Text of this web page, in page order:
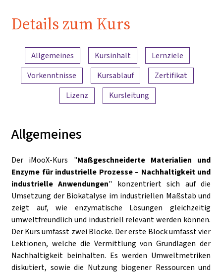
Details zum Kurs
Inhaltsübersicht
Allgemeines Kursinhalt
Lernziele
Vorkenntnisse
Kursablauf
Zertifikat
Lizenz
Kursleitung
Allgemeines
Der iMooX-Kurs "Maßgeschneiderte Materialien und
Enzyme für industrielle Prozesse – Nachhaltigkeit und
industrielle Anwendungen" konzentriert sich auf die
Umsetzung der Biokatalyse im industriellen Maßstab und
zeigt auf, wie enzymatische Lösungen gleichzeitig
umweltfreundlich und industriell relevant werden können.
Der Kurs umfasst zwei Blöcke. Der erste Block umfasst vier
Lektionen, welche die Vermittlung von Grundlagen der
Nachhaltigkeit beinhalten. Es werden Umweltmetriken
diskutiert, sowie die Nutzung biogener Ressourcen und